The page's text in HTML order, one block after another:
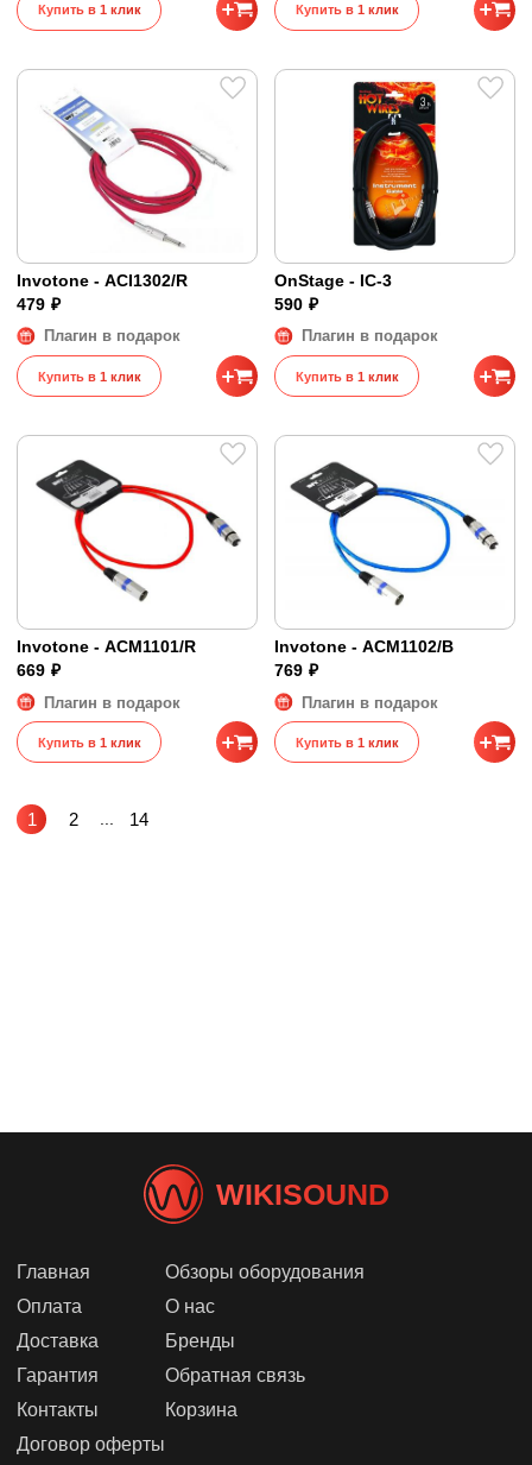
Купить в 1 клик Купить в 1 клик
Invotone - ACI1302/R
479 ₽
Плагин в подарок
Купить в 1 клик
OnStage - IC-3
590 ₽
Плагин в подарок
Купить в 1 клик
Invotone - ACM1101/R
669 ₽
Плагин в подарок
Купить в 1 клик
Invotone - ACM1102/B
769 ₽
Плагин в подарок
Купить в 1 клик
1 2 ... 14
WIKISOUND
Главная
Оплата
Доставка
Гарантия
Контакты
Договор оферты
Обзоры оборудования
О нас
Бренды
Обратная связь
Корзина